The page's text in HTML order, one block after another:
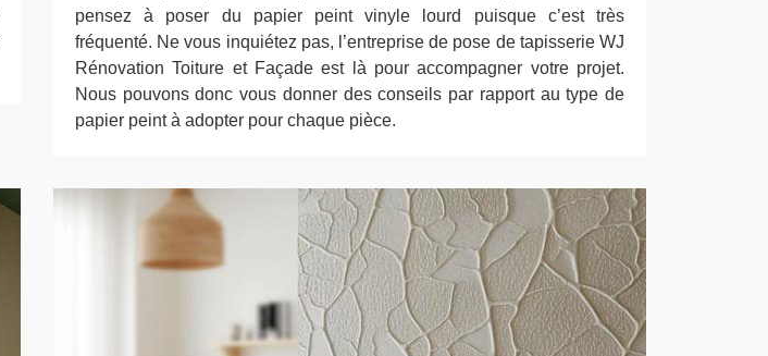
pensez à poser du papier peint vinyle lourd puisque c’est très
fréquenté. Ne vous inquiétez pas, l’entreprise de pose de tapisserie WJ
Rénovation Toiture et Façade est là pour accompagner votre projet.
Nous pouvons donc vous donner des conseils par rapport au type de
papier peint à adopter pour chaque pièce.